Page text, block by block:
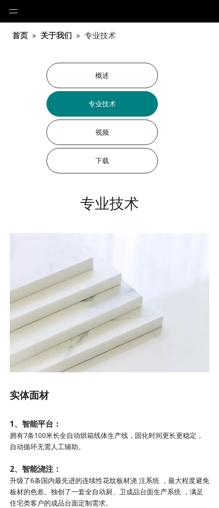
首页 » 关于我们 » 专业技术
概述
专业技术
视频
下载
专业技术
实体面材
1、智能平台：
拥有7条100米长全自动烘箱线体生产线，固化时间更长更稳定，
自动循环无需人工辅助。
2、智能浇注：
升级了6条国内最先进的连续性花纹板材浇 注系统 ，最大程度避免
板材的色差。独创了一套全自动厨、卫成品台面生产系统 ，满足
住宅类客户的成品台面定制需求。